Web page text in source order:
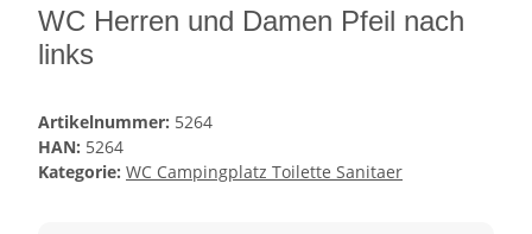
WC Herren und Damen Pfeil nach
links
Artikelnummer: 5264
HAN: 5264
Kategorie: WC Campingplatz Toilette Sanitaer